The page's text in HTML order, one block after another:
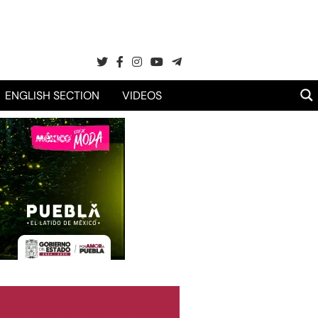
ENGLISH SECTION VIDEOS